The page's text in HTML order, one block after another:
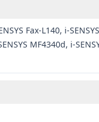
Fax-L140, i-
MF4340d, i-